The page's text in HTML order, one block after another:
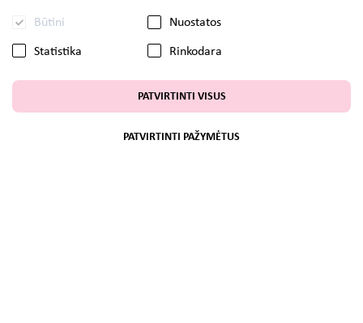
Būtini Nuostatos
Statistika Rinkodara
PATVIRTINTI VISUS
PATVIRTINTI PAŽYMĖTUS